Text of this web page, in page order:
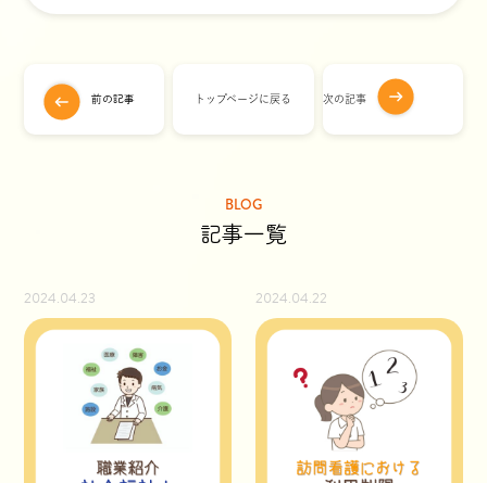
前の記事 トップページに戻る 次の記事
BLOG
記事一覧
2024.04.23 2024.04.22